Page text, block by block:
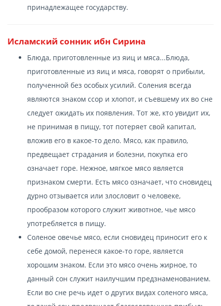
принадлежащее государству.
Исламский сонник ибн Сирина
Блюда, приготовленные из яиц и мяса...Блюда,
приготовленные из яиц и мяса, говорят о прибыли,
полученной без особых усилий. Соления всегда
являются знаком ссор и хлопот, и съевшему их во сне
следует ожидать их появления. Тот же, кто увидит их,
не принимая в пищу, тот потеряет свой капитал,
вложив его в какое-то дело. Мясо, как правило,
предвещает страдания и болезни, покупка его
означает горе. Нежное, мягкое мясо является
признаком смерти. Есть мясо означает, что сновидец
дурно отзывается или злословит о человеке,
прообразом которого служит животное, чье мясо
употребляется в пищу.
Соленое овечье мясо, если сновидец приносит его к
себе домой, перенеся какое-то горе, является
хорошим знаком. Если это мясо очень жирное, то
данный сон служит наилучшим предзнаменованием.
Если во сне речь идет о других видах соленого мяса,